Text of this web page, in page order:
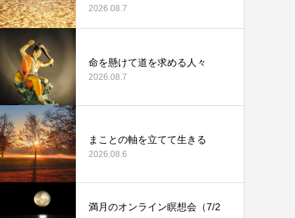
2026.08.7
命を懸けて道を求める人々
2026.08.7
まことの軸を立てて生きる
2026.08.6
満月のオンライン瞑想会（7/2